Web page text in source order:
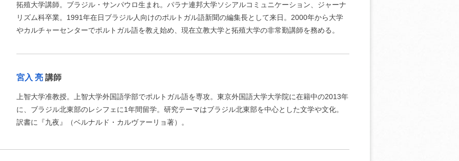
拓殖大学講師。ブラジル・サンパウロ生まれ。パラナ連邦大学ソシアルコミュニケーション、ジャーナ
リズム科卒業。1991年在日ブラジル人向けのポルトガル語新聞の編集長として来日。2000年から大学
やカルチャーセンターでポルトガル語を教え始め、現在立教大学と拓殖大学の非常勤講師を務める。
宮入 亮講師
上智大学准教授。上智大学外国語学部でポルトガル語を専攻。東京外国語大学大学院に在籍中の2013年
に、ブラジル北東部のレシフェに1年間留学。研究テーマはブラジル北東部を中心とした文学や文化。
訳書に『九夜』（ベルナルド・カルヴァーリョ著）。